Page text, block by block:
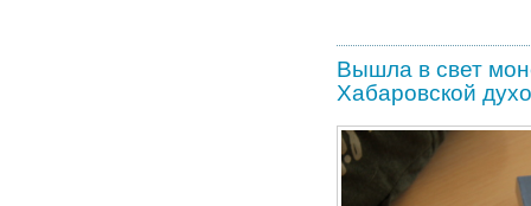
Вышла в свет
Хабаровской